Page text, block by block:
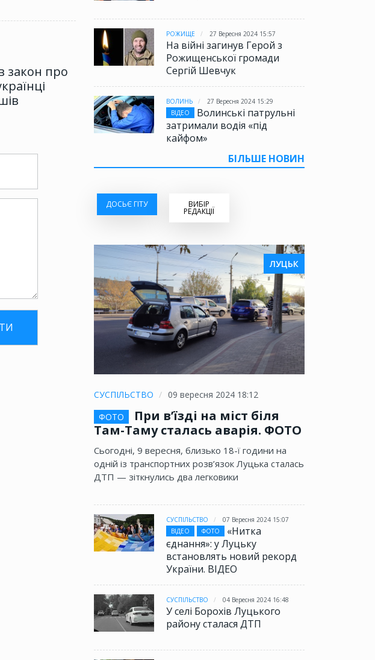
РОЖИЩЕ 27 Вересня 2024 15:57
На війні загинув Герой з
Рожищенської громади
Сергій Шевчук
ВОЛИНЬ
27 Вересня 2024 15:29
ВІДЕО
Волинські патрульні
затримали водія «під
кайфом»
БІЛЬШЕ НОВИН
ДОСЬЄ ГІТУ ВИБІР
РЕДАКЦІЇ
ЛУЦЬК
СУСПІЛЬСТВО
09 вересня 2024 18:12
ФОТО
При в’їзді на міст біля
Там-Таму сталась аварія. ФОТО
Сьогодні, 9 вересня, близько 18-ї години на
одній із транспортних розв’язок Луцька сталась
ДТП — зіткнулись два легковики
СУСПІЛЬСТВО
07 Вересня 2024 15:07
ВІДЕО
ФОТО
«Нитка
єднання»: у Луцьку
встановлять новий рекорд
України. ВІДЕО
СУСПІЛЬСТВО 04 Вересня 2024 16:48
У селі Борохів Луцького
району сталася ДТП
закон про